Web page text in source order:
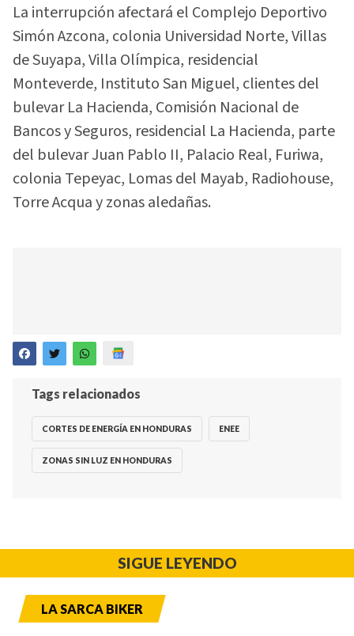
La interrupción afectará el Complejo Deportivo
Simón Azcona, colonia Universidad Norte, Villas
de Suyapa, Villa Olímpica, residencial
Monteverde, Instituto San Miguel, clientes del
bulevar La Hacienda, Comisión Nacional de
Bancos y Seguros, residencial La Hacienda, parte
del bulevar Juan Pablo II, Palacio Real, Furiwa,
colonia Tepeyac, Lomas del Mayab, Radiohouse,
Torre Acqua y zonas aledañas.
Tags relacionados
CORTES DE ENERGÍA EN HONDURAS ENEE
ZONAS SIN LUZ EN HONDURAS
SIGUE LEYENDO
LA SARCA BIKER